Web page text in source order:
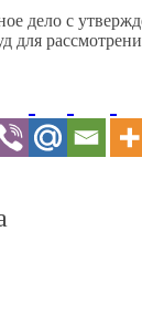
дело с
для